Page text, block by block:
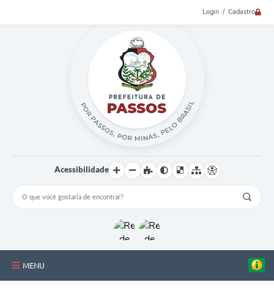
Login / Cadastro
Acessibilidade
MENU